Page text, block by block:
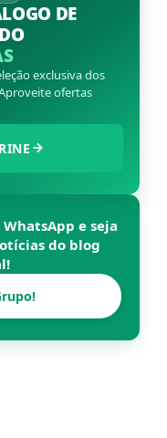
DE
exclusiva dos
ofertas
e seja
do blog
!